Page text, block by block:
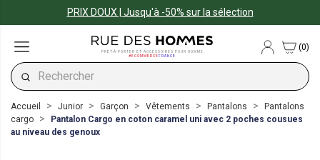
PRIX DOUX | Jusqu'à -50% sur la sélection
PRÊT-À-PORTER ET ACCESSOIRES POUR HOMME
#ECOMMERCEFRANCE
(0)
Accueil Junior Garçon Vêtements Pantalons
Pantalons
cargo
Pantalon Cargo en coton caramel uni avec 2 poches cousues
au niveau des genoux